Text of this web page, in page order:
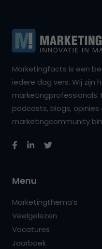
Marketingfacts is een
iedere dag vers. Wij zijn
marketingprofessionals.
podcasts, blogs,
marketingcommunity
Menu
Marketingthema’s
Veelgelezen
Vacatures
Jaarboek